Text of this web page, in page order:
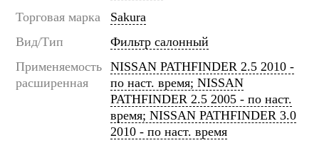
Торговая марка
Sakura
Вид/Тип
Фильтр салонный
Применяемость
расширенная
NISSAN PATHFINDER 2.5 2010 -
по наст. время; NISSAN
PATHFINDER 2.5 2005 - по наст.
время; NISSAN PATHFINDER 3.0
2010 - по наст. время